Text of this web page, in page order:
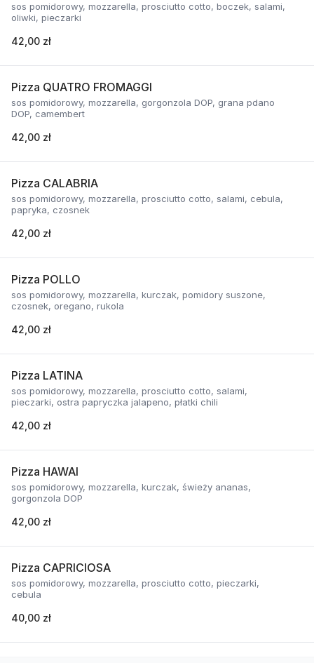
sos pomidorowy, mozzarella, prosciutto cotto, boczek, salami,
oliwki, pieczarki
42,00 zł
Pizza QUATRO FROMAGGI
sos pomidorowy, mozzarella, gorgonzola DOP, grana pdano
DOP, camembert
42,00 zł
Pizza CALABRIA
sos pomidorowy, mozzarella, prosciutto cotto, salami, cebula,
papryka, czosnek
42,00 zł
Pizza POLLO
sos pomidorowy, mozzarella, kurczak, pomidory suszone,
czosnek, oregano, rukola
42,00 zł
Pizza LATINA
sos pomidorowy, mozzarella, prosciutto cotto, salami,
pieczarki, ostra papryczka jalapeno, płatki chili
42,00 zł
Pizza HAWAI
sos pomidorowy, mozzarella, kurczak, świeży ananas,
gorgonzola DOP
42,00 zł
Pizza CAPRICIOSA
sos pomidorowy, mozzarella, prosciutto cotto, pieczarki,
cebula
40,00 zł